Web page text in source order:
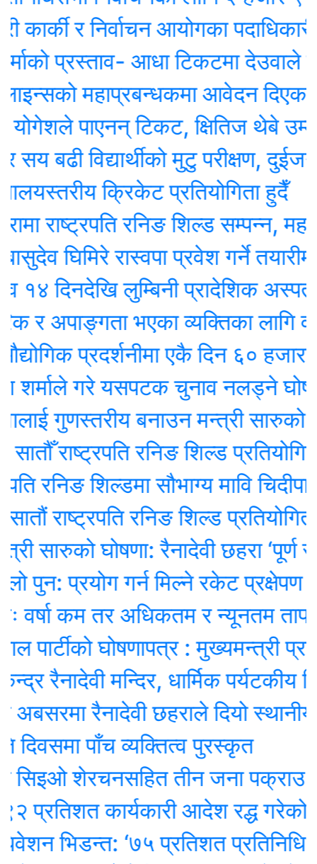
र निर्वाचन आयोगका
प्रस्ताव- आधा टिकटमा देउवाले
महाप्रबन्धकमा आवेदन दिएका १०
पाएनन् टिकट, क्षितिज थेबे उम्मेदवार
विद्यार्थीको मुटु परीक्षण, दुईजनाको
क्रिकेट प्रतियोगिता हुदैँ
राष्ट्रपति रनिङ शिल्ड सम्पन्न, महाकाली
घिमिरे रास्वपा प्रवेश गर्ने तयारीमा,
लुम्बिनी प्रादेशिक अस्पतालमा
अपाङ्गता भएका व्यक्तिका लागि वरदान
प्रदर्शनीमा एकै दिन ६० हजारले
गरे यसपटक चुनाव नलड्ने घोषणा
गुणस्तरीय बनाउन मन्त्री सारुको जोड
राष्ट्रपति रनिङ शिल्ड प्रतियोगिता
शिल्डमा सौभाग्य मावि चिदीपानी
राष्ट्रपति रनिङ शिल्ड प्रतियोगिता सुरु
घोषणा: रैनादेवी छहरा ‘पूर्ण
प्रयोग गर्न मिल्ने रकेट प्रक्षेपण
कम तर अधिकतम र न्यूनतम तापक्रम
घोषणापत्र : मुख्यमन्त्री प्रत्यक्ष
मन्दिर, धार्मिक पर्यटकीय
रैनादेवी छहराले दियो स्थानीय बिदा
पाँच व्यक्तित्व पुरस्कृत
शेरचनसहित तीन जना पक्राउ
कार्यकारी आदेश रद्ध गरेको
भिडन्त: ‘७५ प्रतिशत प्रतिनिधि’